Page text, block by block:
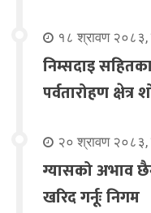
१८ श्रावण २०८३,
निम्सदाइ
पर्वतारोहण
२० श्रावण २०८३,
ग्यासको अभाव
खरिद गर्नूः निगम